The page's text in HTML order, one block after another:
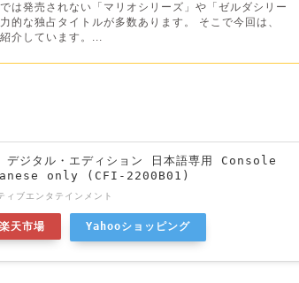
は発売されない「マリオシリーズ」や「ゼルダシリー
的な独占タイトルが多数あります。 そこで今回は、
介しています。...
タル・エディション 日本語専用 Console
only (CFI-2200B01)
ィブエンタテインメント
楽天市場 Yahooショッピング